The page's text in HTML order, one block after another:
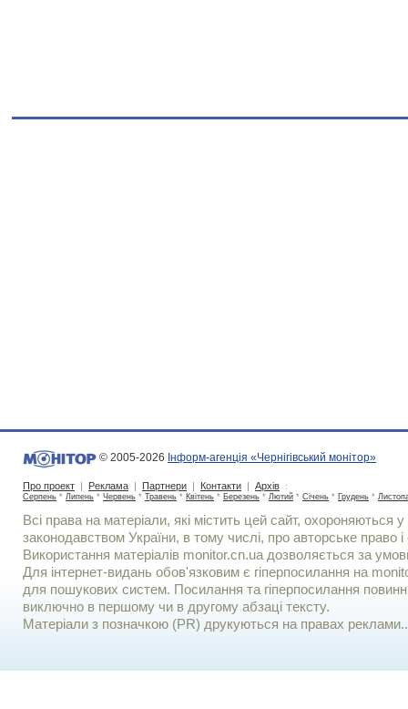
© 2005-2026 Інформ-агенція «Чернігівський монітор»
Про проект | Реклама | Партнери | Контакти | Архів :
Серпень * Липень * Червень * Травень * Квітень * Березень * Лютий * Січень * Грудень *
Всі права на матеріали, які містить цей сайт, охороняються у
законодавством України, в тому числі, про авторське право і
Використання матерiалiв monitor.cn.ua дозволяється за
Для iнтернет-видань обов'язковим є гiперпосилання на
для пошукових систем. Посилання та гіперпосилання
виключно в першому чи в другому абзаці тексту.
Матеріали з позначкою (PR) друкуються на правах реклами..